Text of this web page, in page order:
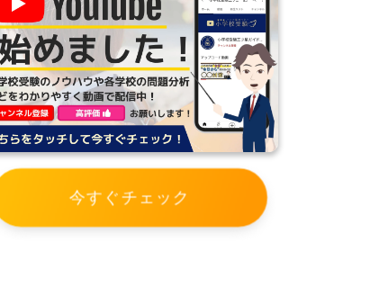
今すぐチェック